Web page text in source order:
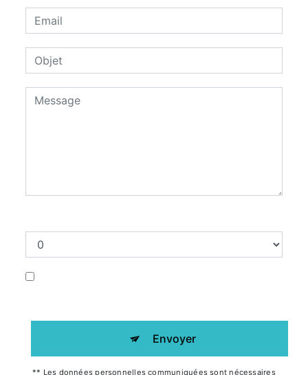
Envoyer
** Les données personnelles communiquées sont nécessaires